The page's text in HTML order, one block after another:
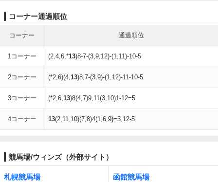
コーナー通過順位
コーナー 通過順位
1コーナー (2,4,6,*13)8-7-(3,9,12)-(1,11)-10-5
2コーナー (*2,6)(4,13)8,7-(3,9)-(1,12)-11-10-5
3コーナー (*2,6,13)8(4,7)9,11(3,10)1-12=5
4コーナー 13(2,11,10)(7,8)4(1,6,9)=3,12-5
競馬場/ウィンズ（外部サイト）
札幌競馬場 函館競馬場